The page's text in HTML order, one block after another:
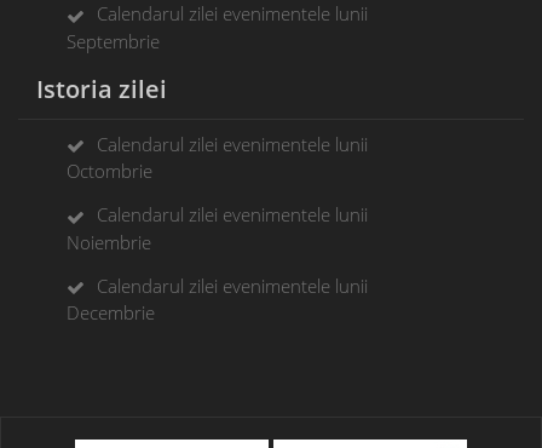
Calendarul zilei evenimentele lunii
Septembrie
Istoria zilei
Calendarul zilei evenimentele lunii
Octombrie
Calendarul zilei evenimentele lunii
Noiembrie
Calendarul zilei evenimentele lunii
Decembrie